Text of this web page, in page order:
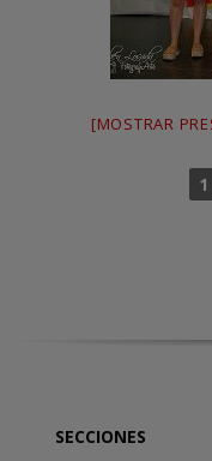
[MOSTRAR
1
SECCIONES